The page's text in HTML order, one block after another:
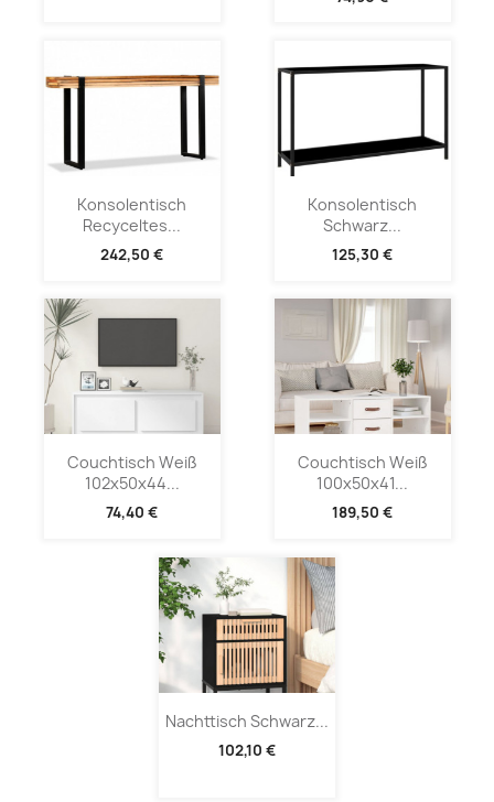
Konsolentisch
Recyceltes...
242,50 €
Konsolentisch
Schwarz...
125,30 €
Couchtisch Weiß
102x50x44...
74,40 €
Couchtisch Weiß
100x50x41...
189,50 €
Nachttisch Schwarz...
102,10 €